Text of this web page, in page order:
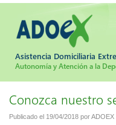
Asistencia Domiciliaria
Autonomía y Atención a la
Conozca nuestro
Publicado el 19/04/2018 porADOEX